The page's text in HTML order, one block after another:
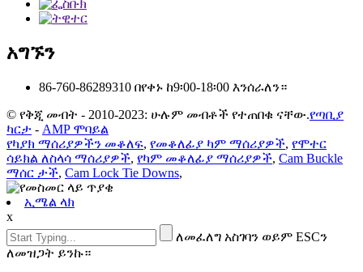
አግኙን
86-760-86289310 በየቀኑ ከ9፡00-18፡00 እንሰራለን።
© የቅጂ መብት - 2010-2023: ሁሉም መብቶች የተጠበቁ ናቸው.የጣቢያ
ካርታ - AMP ሞባይል
የካያክ ማሰሪያዎችን መቆለፍ, የመቆለፊያ ካም ማሰሪያዎች, የሞተር
ሳይክል ለስላሳ ማሰሪያዎች, የካም መቆለፊያ ማሰሪያዎች, Cam Buckle
ማሰር ታች, Cam Lock Tie Downs,
ኢሜል ላክ
x
ለመፈለግ አስገባን ወይም ESCን
ለመዝጋት ይንኩ።